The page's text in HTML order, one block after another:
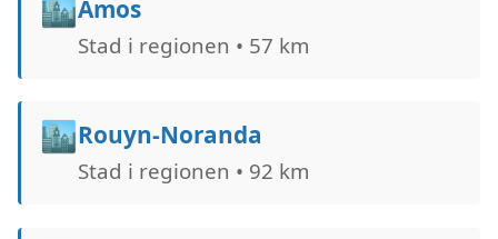
🏙️Amos
Stad i regionen • 57 km
🏙️Rouyn-Noranda
Stad i regionen • 92 km